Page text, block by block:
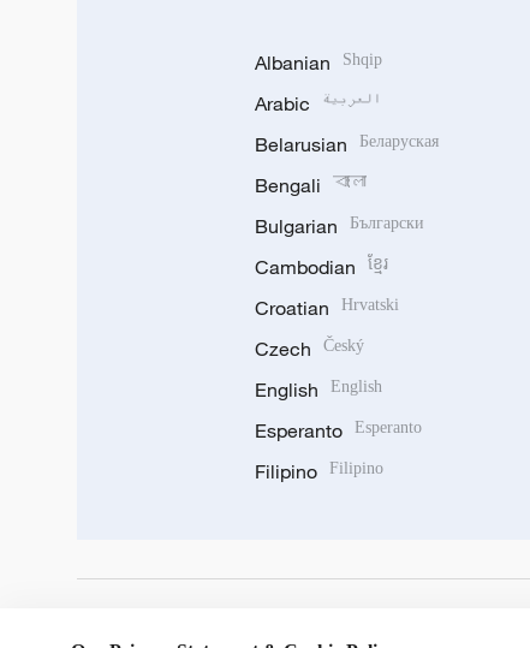
Albanian Shqip
Arabic العربية
Belarusian Беларуская
Bengali বাংলা
Bulgarian Български
Cambodian ខ្មែរ
Croatian Hrvatski
Czech Český
English English
Esperanto Esperanto
Filipino Filipino